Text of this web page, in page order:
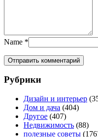
Name *
Рубрики
Дизайн и интерьер
Дом и дача (404)
Другое (407)
Недвижимость (88)
полезные советы